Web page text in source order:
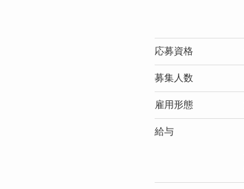
応募資格
募集人数
雇用形態
給与